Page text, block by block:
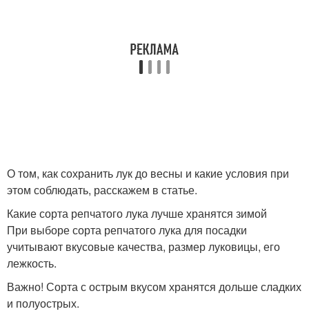
О том, как сохранить лук до весны и какие условия при
этом соблюдать, расскажем в статье.
Какие сорта репчатого лука лучше хранятся зимой
При выборе сорта репчатого лука для посадки
учитывают вкусовые качества, размер луковицы, его
лежкость.
Важно! Сорта с острым вкусом хранятся дольше сладких
и полуострых.